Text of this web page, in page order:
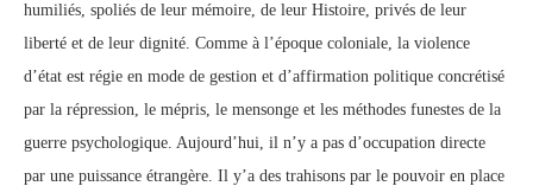
humiliés, spoliés de leur mémoire, de leur Histoire, privés de leur
liberté et de leur dignité. Comme à l’époque coloniale, la violence
d’état est régie en mode de gestion et d’affirmation politique concrétisé
par la répression, le mépris, le mensonge et les méthodes funestes de la
guerre psychologique. Aujourd’hui, il n’y a pas d’occupation directe
par une puissance étrangère. Il y’a des trahisons par le pouvoir en place